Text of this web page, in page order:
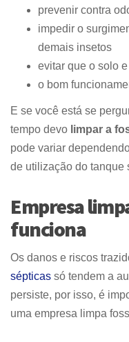
prevenir contra
impedir o
demais insetos
evitar que o solo
o bom
E se você está se
tempo devo limpar a
pode variar
de utilização do tanque
Empresa
funciona
Os danos e riscos
sépticas só tendem a
persiste, por isso, é
uma empresa limpa